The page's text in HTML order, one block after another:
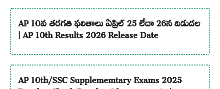
AP 10వ తరగతి ఫలితాలు ఏప్రిల్ 25 లేదా 26న విడుదల
| AP 10th Results 2026 Release Date
AP 10th/SSC Supplememtary Exams 2025